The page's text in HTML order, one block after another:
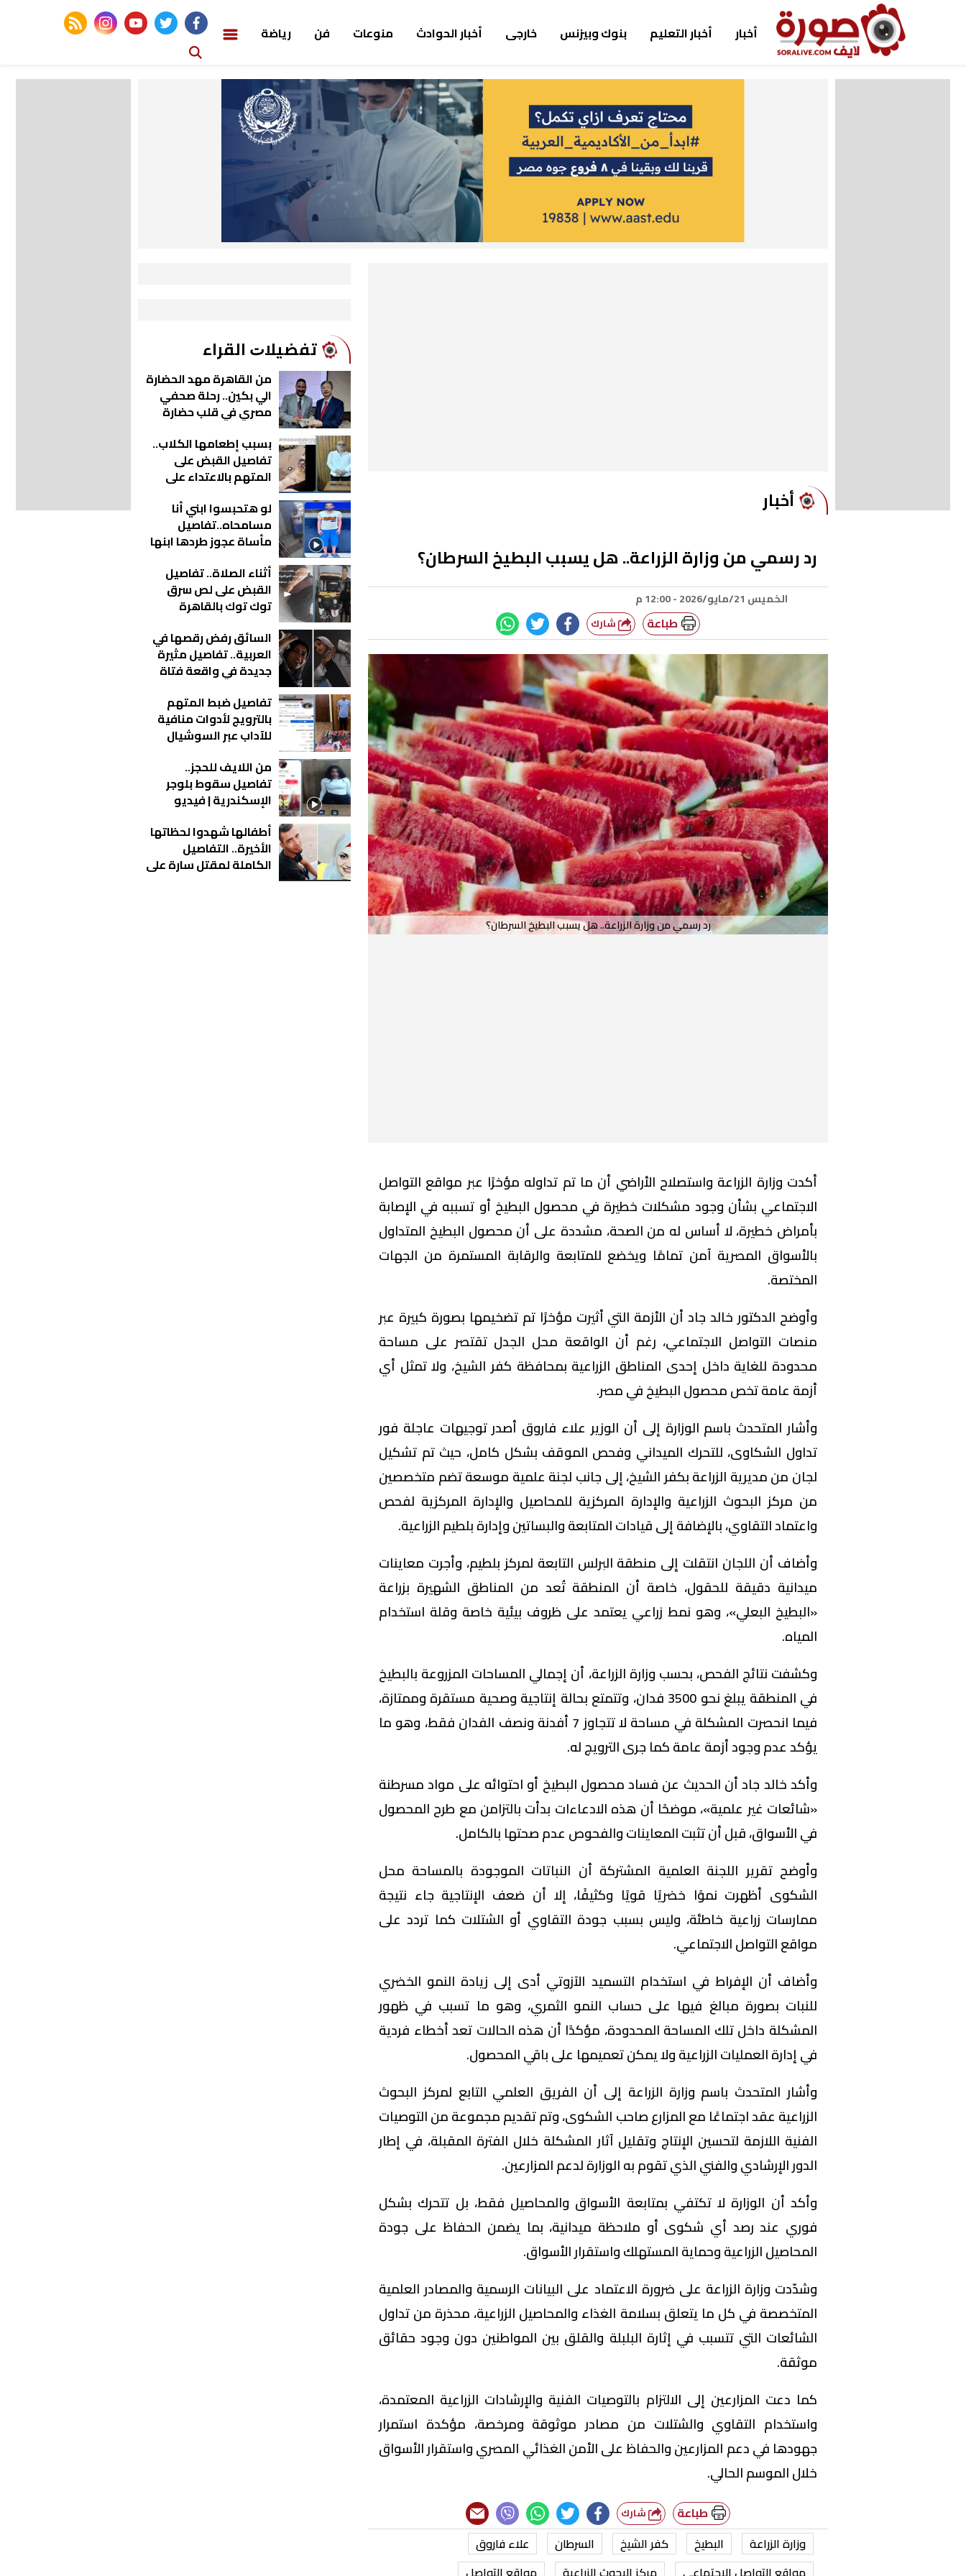
أخبار أخبار التعليم بنوك وبيزنس خارجى أخبار الحوادث منوعات فن رياضة
facebook
twitter
youtube
instagram
rss feed
أخبار
رد رسمي من وزارة الزراعة.. هل يسبب البطيخ السرطان؟
الخميس 21/مايو/2026 - 12:00 م
طباعة
رد رسمي من وزارة الزراعة.. هل يسبب البطيخ السرطان؟
أكدت وزارة الزراعة واستصلاح الأراضي أن ما تم تداوله مؤخرًا عبر مواقع التواصل
الاجتماعي بشأن وجود مشكلات خطيرة في محصول البطيخ أو تسببه في الإصابة
بأمراض خطيرة، لا أساس له من الصحة، مشددة على أن محصول البطيخ المتداول
بالأسواق المصرية آمن تمامًا ويخضع للمتابعة والرقابة المستمرة من الجهات
المختصة.
وأوضح الدكتور خالد جاد أن الأزمة التي أثيرت مؤخرًا تم تضخيمها بصورة كبيرة عبر
منصات التواصل الاجتماعي، رغم أن الواقعة محل الجدل تقتصر على مساحة
محدودة للغاية داخل إحدى المناطق الزراعية بمحافظة كفر الشيخ، ولا تمثل أي
أزمة عامة تخص محصول البطيخ في مصر.
وأشار المتحدث باسم الوزارة إلى أن الوزير علاء فاروق أصدر توجيهات عاجلة فور
تداول الشكاوى، للتحرك الميداني وفحص الموقف بشكل كامل، حيث تم تشكيل
لجان من مديرية الزراعة بكفر الشيخ، إلى جانب لجنة علمية موسعة تضم متخصصين
من مركز البحوث الزراعية والإدارة المركزية للمحاصيل والإدارة المركزية لفحص
واعتماد التقاوي، بالإضافة إلى قيادات المتابعة والبساتين وإدارة بلطيم الزراعية.
وأضاف أن اللجان انتقلت إلى منطقة البرلس التابعة لمركز بلطيم، وأجرت معاينات
ميدانية دقيقة للحقول، خاصة أن المنطقة تُعد من المناطق الشهيرة بزراعة
«البطيخ البعلي»، وهو نمط زراعي يعتمد على ظروف بيئية خاصة وقلة استخدام
المياه.
وكشفت نتائج الفحص، بحسب وزارة الزراعة، أن إجمالي المساحات المزروعة بالبطيخ
في المنطقة يبلغ نحو 3500 فدان، وتتمتع بحالة إنتاجية وصحية مستقرة وممتازة،
فيما انحصرت المشكلة في مساحة لا تتجاوز 7 أفدنة ونصف الفدان فقط، وهو ما
يؤكد عدم وجود أزمة عامة كما جرى الترويج له.
وأكد خالد جاد أن الحديث عن فساد محصول البطيخ أو احتوائه على مواد مسرطنة
«شائعات غير علمية»، موضحًا أن هذه الادعاءات بدأت بالتزامن مع طرح المحصول
في الأسواق، قبل أن تثبت المعاينات والفحوص عدم صحتها بالكامل.
وأوضح تقرير اللجنة العلمية المشتركة أن النباتات الموجودة بالمساحة محل
الشكوى أظهرت نموًا خضريًا قويًا وكثيفًا، إلا أن ضعف الإنتاجية جاء نتيجة
ممارسات زراعية خاطئة، وليس بسبب جودة التقاوي أو الشتلات كما تردد على
مواقع التواصل الاجتماعي.
وأضاف أن الإفراط في استخدام التسميد الآزوتي أدى إلى زيادة النمو الخضري
للنبات بصورة مبالغ فيها على حساب النمو الثمري، وهو ما تسبب في ظهور
المشكلة داخل تلك المساحة المحدودة، مؤكدًا أن هذه الحالات تعد أخطاء فردية
في إدارة العمليات الزراعية ولا يمكن تعميمها على باقي المحصول.
وأشار المتحدث باسم وزارة الزراعة إلى أن الفريق العلمي التابع لمركز البحوث
الزراعية عقد اجتماعًا مع المزارع صاحب الشكوى، وتم تقديم مجموعة من التوصيات
الفنية اللازمة لتحسين الإنتاج وتقليل آثار المشكلة خلال الفترة المقبلة، في إطار
الدور الإرشادي والفني الذي تقوم به الوزارة لدعم المزارعين.
وأكد أن الوزارة لا تكتفي بمتابعة الأسواق والمحاصيل فقط، بل تتحرك بشكل
فوري عند رصد أي شكوى أو ملاحظة ميدانية، بما يضمن الحفاظ على جودة
المحاصيل الزراعية وحماية المستهلك واستقرار الأسواق.
وشدّدت وزارة الزراعة على ضرورة الاعتماد على البيانات الرسمية والمصادر العلمية
المتخصصة في كل ما يتعلق بسلامة الغذاء والمحاصيل الزراعية، محذرة من تداول
الشائعات التي تتسبب في إثارة البلبلة والقلق بين المواطنين دون وجود حقائق
موثقة.
كما دعت المزارعين إلى الالتزام بالتوصيات الفنية والإرشادات الزراعية المعتمدة،
واستخدام التقاوي والشتلات من مصادر موثوقة ومرخصة، مؤكدة استمرار
جهودها في دعم المزارعين والحفاظ على الأمن الغذائي المصري واستقرار الأسواق
خلال الموسم الحالي.
طباعة
وزارة الزراعة البطيخ كفر الشيخ السرطان
علاء فاروق
ﺗﻔﻀﻴﻼﺕ اﻟﻘﺮاء
من القاهرة مهد الحضارة
الي بكين.. رحلة صحفي
مصري في قلب حضارة
بسبب إطعامها الكلاب..
تفاصيل القبض على
المتهم بالاعتداء على
فيديو
لو هتحبسوا ابني أنا
مسامحاه..تفاصيل
مأساة عجوز طردها ابنها
فيديو
أثناء الصلاة.. تفاصيل
القبض على لص سرق
توك توك بالقاهرة
السائق رفض رقصها في
العربية.. تفاصيل مثيرة
جديدة في واقعة فتاة
تفاصيل ضبط المتهم
بالترويج لأدوات منافية
للآداب عبر السوشيال
من اللايف للحجز..
تفاصيل سقوط بلوجر
الإسكندرية | فيديو
أطفالها شهدوا لحظاتها
الأخيرة.. التفاصيل
الكاملة لمقتل سارة على